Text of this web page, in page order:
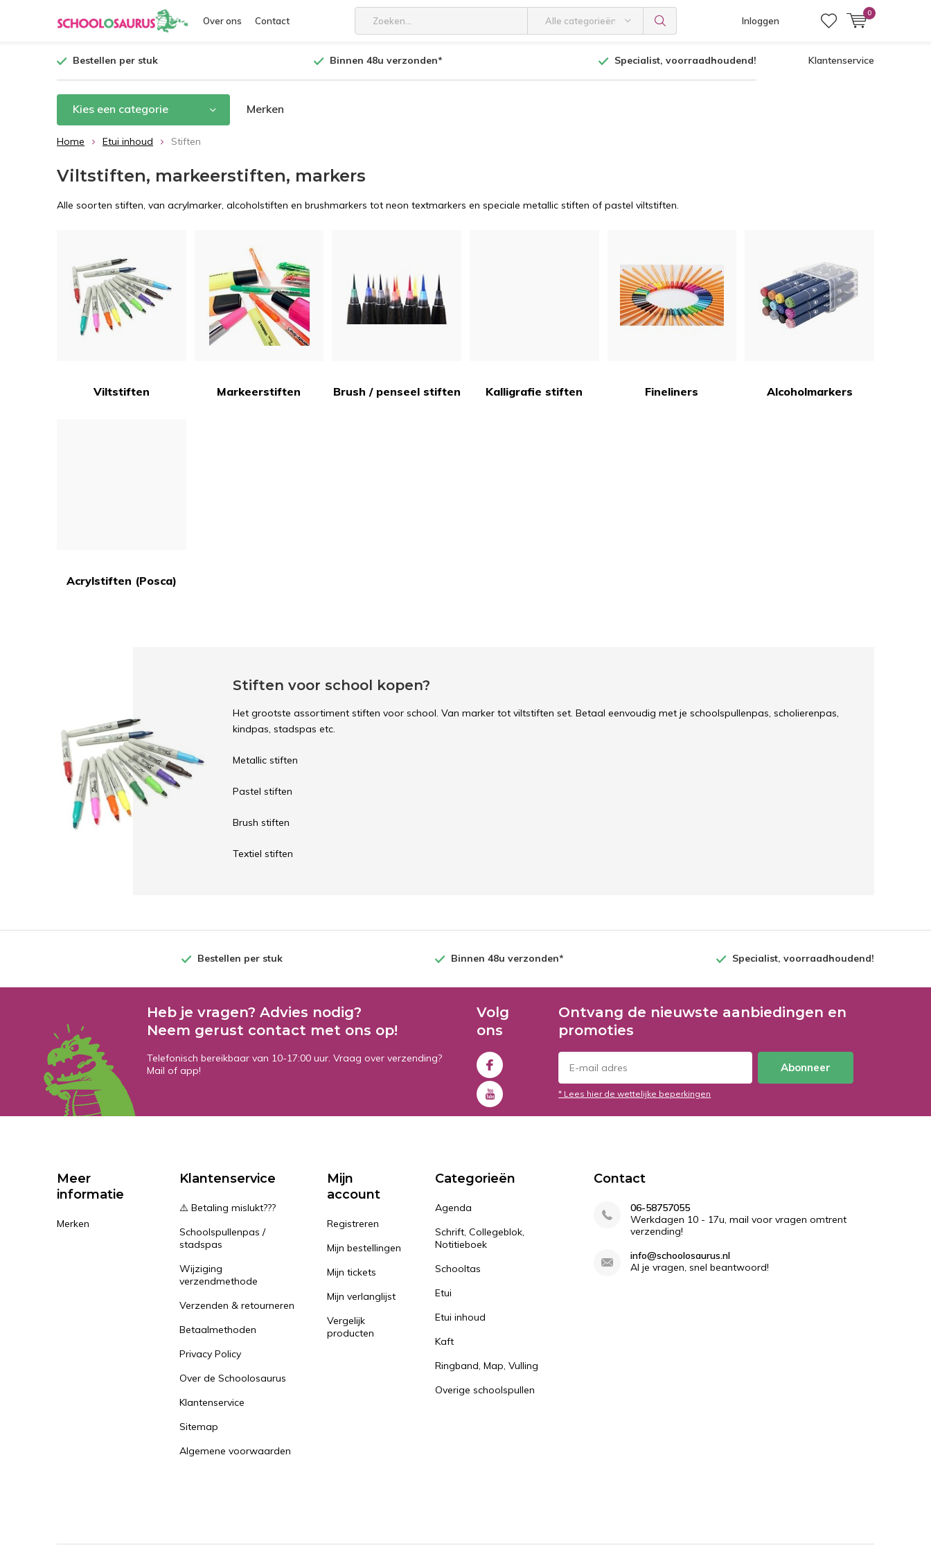
Over ons Contact Alle categorieën Inloggen
0
Bestellen per stuk Binnen 48u verzonden* Specialist, voorraadhoudend! Klantenservice
Kies een categorie Merken
Home Etui inhoud Stiften
Viltstiften, markeerstiften, markers
Alle soorten stiften, van acrylmarker, alcoholstiften en brushmarkers tot neon textmarkers en speciale metallic stiften of pastel viltstiften.
Viltstiften Markeerstiften Brush / penseel stiften Kalligrafie stiften Fineliners Alcoholmarkers
Acrylstiften (Posca)
Stiften voor school kopen?
Het grootste assortiment stiften voor school. Van marker tot viltstiften set. Betaal eenvoudig met je schoolspullenpas, scholierenpas,
kindpas, stadspas etc.
Metallic stiften
Pastel stiften
Brush stiften
Textiel stiften
Bestellen per stuk Binnen 48u verzonden* Specialist, voorraadhoudend!
Heb je vragen? Advies nodig?
Neem gerust contact met ons op!
Telefonisch bereikbaar van 10-17:00 uur. Vraag over verzending?
Mail of app!
Volg
ons
Ontvang de nieuwste aanbiedingen en
promoties
Abonneer
* Lees hier de wettelijke beperkingen
Meer
informatie
Merken
Klantenservice
⚠️ Betaling mislukt???
Schoolspullenpas /
stadspas
Wijziging
verzendmethode
Verzenden & retourneren
Betaalmethoden
Privacy Policy
Over de Schoolosaurus
Klantenservice
Sitemap
Algemene voorwaarden
Mijn
account
Registreren
Mijn bestellingen
Mijn tickets
Mijn verlanglijst
Vergelijk
producten
Categorieën
Agenda
Schrift, Collegeblok,
Notitieboek
Schooltas
Etui
Etui inhoud
Kaft
Ringband, Map, Vulling
Overige schoolspullen
Contact
06-58757055
Werkdagen 10 - 17u, mail voor vragen omtrent
verzending!
info@schoolosaurus.nl
Al je vragen, snel beantwoord!